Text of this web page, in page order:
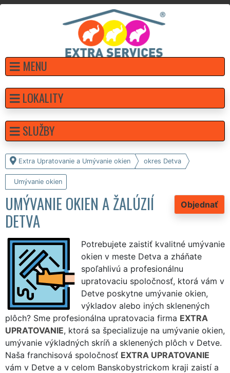
MENU
Extra Upratovanie a Umývanie okien okres Detva
Umývanie okien
Objednať
UMÝVANIE OKIEN A ŽALÚZIÍ
DETVA
Potrebujete zaistiť kvalitné umývanie
okien v meste Detva a zháňate
spoľahlivú a profesionálnu
upratovaciu spoločnosť, ktorá vám v
Detve poskytne umývanie okien,
výkladov alebo iných sklenených
plôch? Sme profesionálna upratovacia firma EXTRA
UPRATOVANIE, ktorá sa špecializuje na umývanie okien,
umývanie výkladných skríň a sklenených plôch v Detve.
Naša franchisová spoločnosť EXTRA UPRATOVANIE
vám v Detve a v celom Banskobystrickom kraji zaistí a
LOKALITY
SLUŽBY